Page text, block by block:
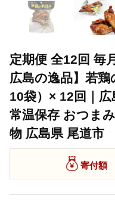
定期便 全12回
広島の逸品】若
10袋）× 12回｜
常温保存 おつま
物 広島県 尾道市
寄付額